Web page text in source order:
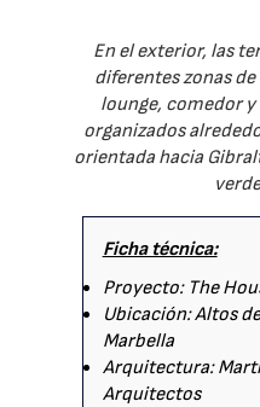
En el exterior, las
diferentes zonas
lounge, comedor y
organizados
orientada hacia
Ficha técnica:
Proyecto: The
Ubicación: Altos
Marbella
Arquitectura:
Arquitectos